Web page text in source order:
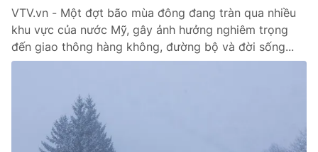
VTV.vn - Một đợt bão mùa đông đang tràn qua nhiều
khu vực của nước Mỹ, gây ảnh hưởng nghiêm trọng
đến giao thông hàng không, đường bộ và đời sống...